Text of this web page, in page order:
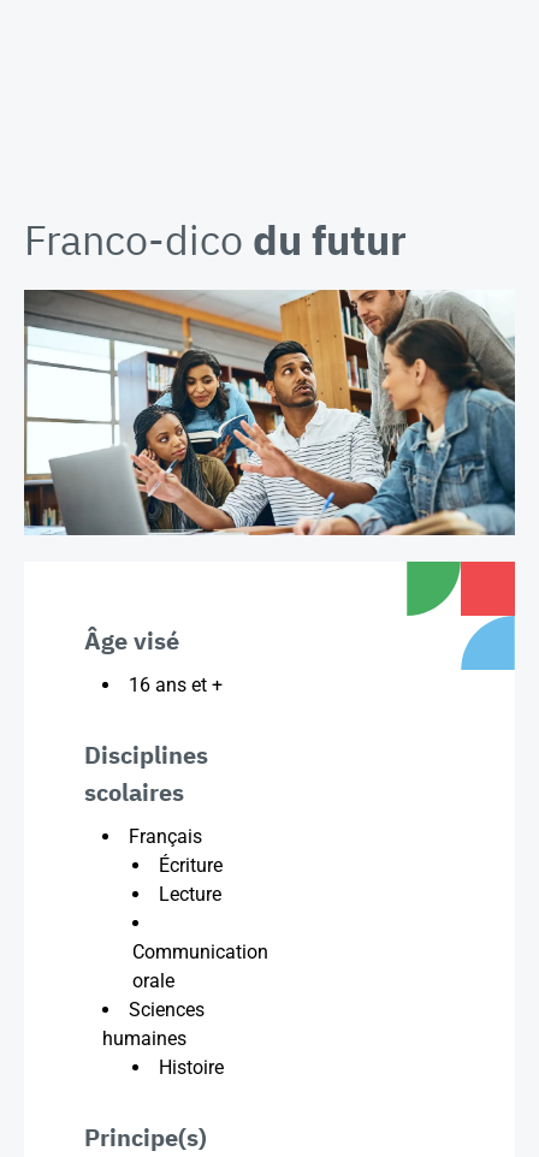
Franco-dico du futur
Âge visé
16 ans et +
Disciplines
scolaires
Français
Écriture
Lecture
Communication
orale
Sciences
humaines
Histoire
Principe(s)